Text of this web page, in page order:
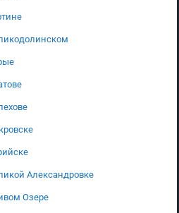
Александровке
Озере